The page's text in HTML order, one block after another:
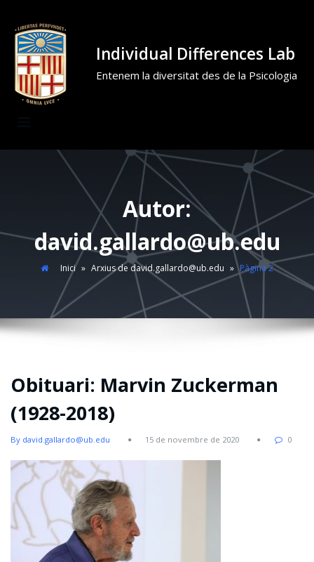
Individual Differences Lab
Entenem la diversitat des de la Psicologia
Autor:
david.gallardo@ub.edu
Inici » Arxius de david.gallardo@ub.edu » Pàgina 2
Obituari: Marvin Zuckerman
(1928-2018)
By david.gallardo@ub.edu 15 de novembre de 2020 0